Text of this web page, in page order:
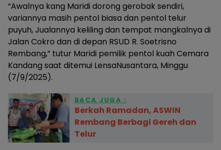
“Awalnya kang Maridi dorong gerobak sendiri,
variannya masih pentol biasa dan pentol telur
puyuh, Jualannya keliling dan tempat mangkalnya di
Jalan Cokro dan di depan RSUD R. Soetrisno
Rembang,” tutur Maridi pemilik pentol kuah Cemara
Kandang saat ditemui LensaNusantara, Minggu
(7/9/2025).
BACA JUGA :
Berkah Ramadan, ASWIN
Rembang Berbagi Gereh dan
Telur